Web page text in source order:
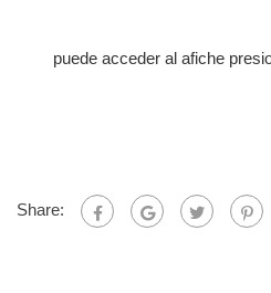
puede acceder al afiche
Share: